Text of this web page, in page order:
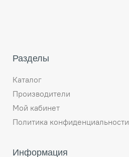
Разделы
Каталог
Производители
Мой кабинет
Политика конфиденциальности
Информация